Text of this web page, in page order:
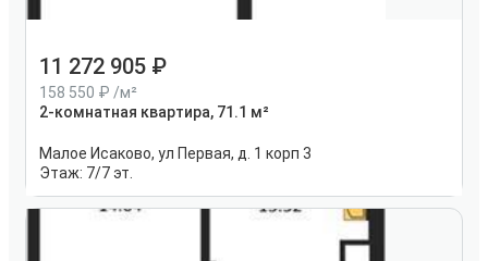
11 272 905
158 550
/м²
2-комнатная квартира, 71.1 м²
Малое Исаково, ул Первая, д. 1 корп 3
Этаж: 7/7 эт.